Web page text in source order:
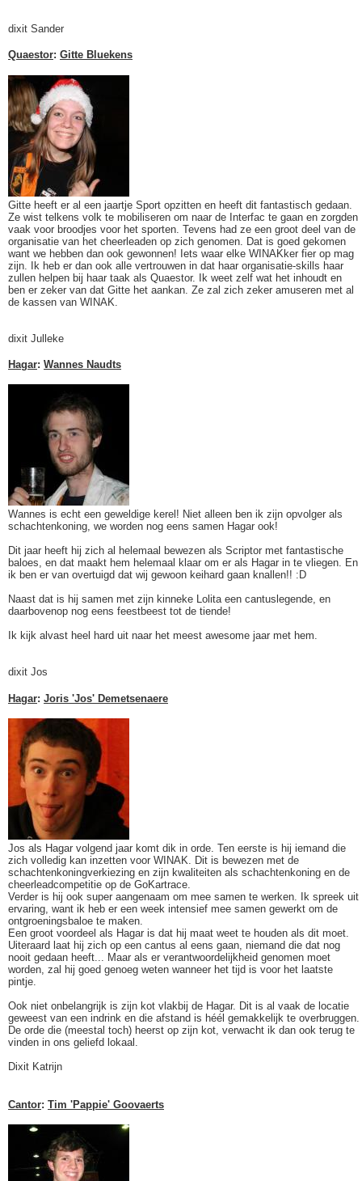
dixit Sander
Quaestor: Gitte Bluekens
Gitte heeft er al een jaartje Sport opzitten en heeft dit fantastisch gedaan.
Ze wist telkens volk te mobiliseren om naar de Interfac te gaan en zorgden
vaak voor broodjes voor het sporten. Tevens had ze een groot deel van de
organisatie van het cheerleaden op zich genomen. Dat is goed gekomen
want we hebben dan ook gewonnen! Iets waar elke WINAKker fier op mag
zijn. Ik heb er dan ook alle vertrouwen in dat haar organisatie-skills haar
zullen helpen bij haar taak als Quaestor. Ik weet zelf wat het inhoudt en
ben er zeker van dat Gitte het aankan. Ze zal zich zeker amuseren met al
de kassen van WINAK.
dixit Julleke
Hagar: Wannes Naudts
Wannes is echt een geweldige kerel! Niet alleen ben ik zijn opvolger als
schachtenkoning, we worden nog eens samen Hagar ook!
Dit jaar heeft hij zich al helemaal bewezen als Scriptor met fantastische
baloes, en dat maakt hem helemaal klaar om er als Hagar in te vliegen. En
ik ben er van overtuigd dat wij gewoon keihard gaan knallen!! :D
Naast dat is hij samen met zijn kinneke Lolita een cantuslegende, en
daarbovenop nog eens feestbeest tot de tiende!
Ik kijk alvast heel hard uit naar het meest awesome jaar met hem.
dixit Jos
Hagar: Joris 'Jos' Demetsenaere
Jos als Hagar volgend jaar komt dik in orde. Ten eerste is hij iemand die
zich volledig kan inzetten voor WINAK. Dit is bewezen met de
schachtenkoningverkiezing en zijn kwaliteiten als schachtenkoning en de
cheerleadcompetitie op de GoKartrace.
Verder is hij ook super aangenaam om mee samen te werken. Ik spreek uit
ervaring, want ik heb er een week intensief mee samen gewerkt om de
ontgroeningsbaloe te maken.
Een groot voordeel als Hagar is dat hij maat weet te houden als dit moet.
Uiteraard laat hij zich op een cantus al eens gaan, niemand die dat nog
nooit gedaan heeft... Maar als er verantwoordelijkheid genomen moet
worden, zal hij goed genoeg weten wanneer het tijd is voor het laatste
pintje.
Ook niet onbelangrijk is zijn kot vlakbij de Hagar. Dit is al vaak de locatie
geweest van een indrink en die afstand is héél gemakkelijk te overbruggen.
De orde die (meestal toch) heerst op zijn kot, verwacht ik dan ook terug te
vinden in ons geliefd lokaal.
Dixit Katrijn
Cantor: Tim 'Pappie' Goovaerts